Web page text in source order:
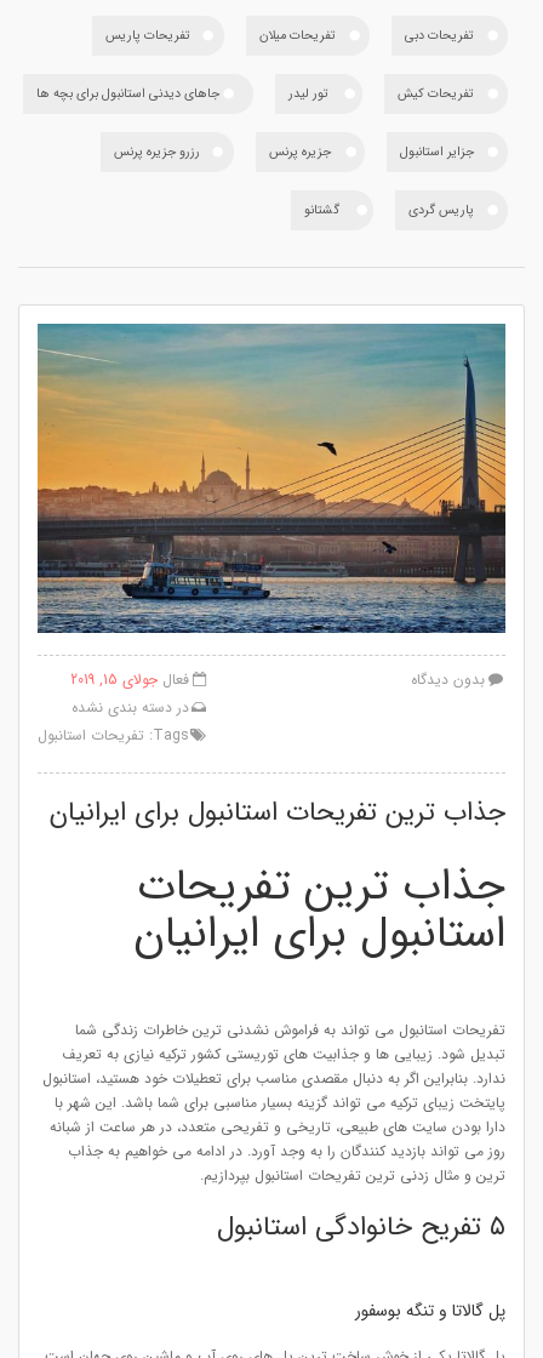
تفریحات دبی تفریحات میلان تفریحات پاریس
تفریحات کیش تور لیدر جاهای دیدنی استانبول برای بچه ها
جزایر استانبول جزیره پرنس رزرو جزیره پرنس
پاریس گردی گشتانو
فعال جولای 15, 2019
در دسته بندی نشده
Tags: تفریحات استانبول
بدون دیدگاه
جذاب ترین تفریحات استانبول برای ایرانیان
جذاب ترین تفریحات
استانبول برای ایرانیان
تفریحات استانبول می تواند به فراموش نشدنی ترین خاطرات زندگی شما
تبدیل شود. زیبایی ها و جذابیت های توریستی کشور ترکیه نیازی به تعریف
ندارد. بنابراین اگر به دنبال مقصدی مناسب برای تعطیلات خود هستید، استانبول
پایتخت زیبای ترکیه می تواند گزینه بسیار مناسبی برای شما باشد. این شهر با
دارا بودن سایت های طبیعی، تاریخی و تفریحی متعدد، در هر ساعت از شبانه
روز می تواند بازدید کنندگان را به وجد آورد. در ادامه می خواهیم به جذاب
ترین و مثال زدنی ترین تفریحات استانبول بپردازیم.
۵ تفریح خانوادگی استانبول
پل گالاتا و تنگه بوسفور